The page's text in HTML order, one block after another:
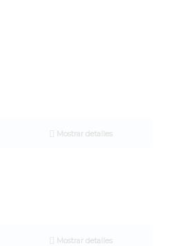
Mostrar detalles
Mostrar detalles